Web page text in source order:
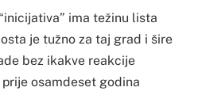
ima težinu lista
je tužno za taj grad i šire
bez ikakve reakcije
osamdeset godina